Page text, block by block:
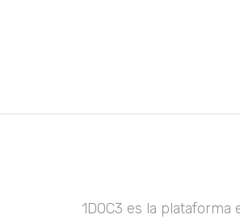
1DOC3 es la